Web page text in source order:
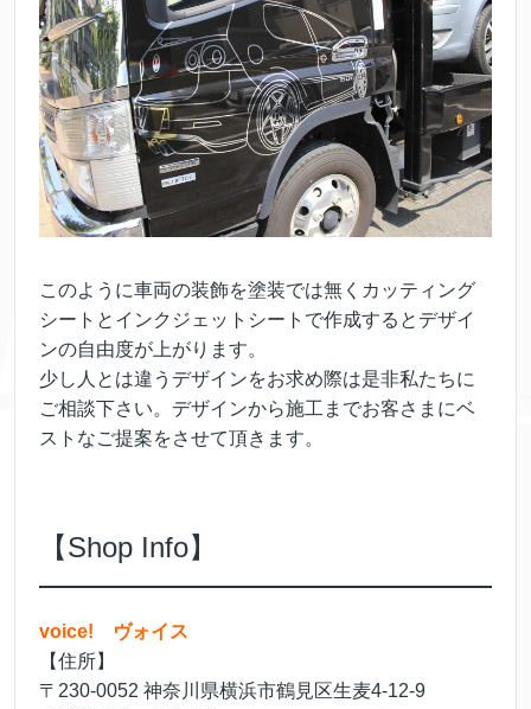
このように車両の装飾を塗装では無くカッティング
シートとインクジェットシートで作成するとデザイ
ンの自由度が上がります。
少し人とは違うデザインをお求め際は是非私たちに
ご相談下さい。デザインから施工までお客さまにベ
ストなご提案をさせて頂きます。
【Shop Info】
voice! ヴォイス
【住所】
〒230-0052 神奈川県横浜市鶴見区生麦4-12-9